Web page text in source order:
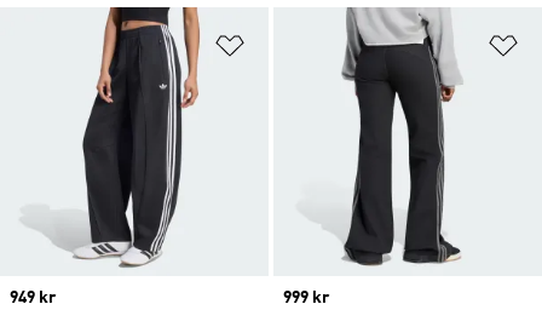
Lägg till på önskelistan
Price
949 kr
Price
999 kr